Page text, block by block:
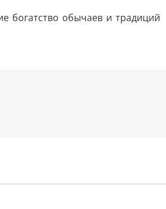
богатство обычаев и традиций